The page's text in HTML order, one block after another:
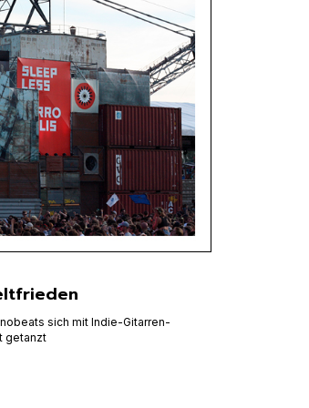
sich mit Indie-Gitarren-
getanzt